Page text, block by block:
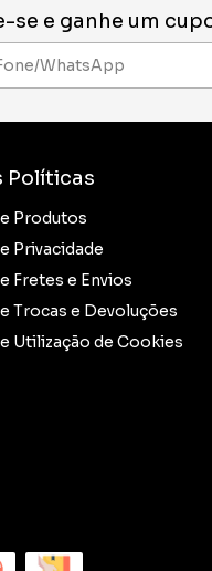
se e ganhe um
Políticas
Produtos
Privacidade
Fretes e Envios
Trocas e Devoluções
Utilização de Cookies